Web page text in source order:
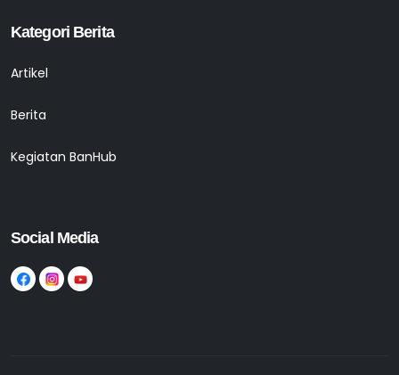
Kategori Berita
Artikel
Berita
Kegiatan BanHub
Social Media